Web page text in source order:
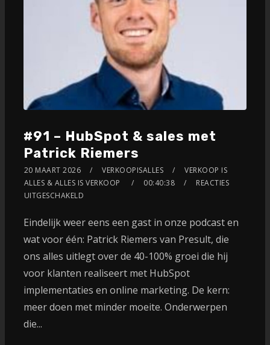
#91 – HubSpot & sales met
Patrick Riemers
20 MAART 2026 VERKOOPISALLES
VERKOOP IS
ALLES & ALLES IS VERKOOP
00:40:38
REACTIES
UITGESCHAKELD
Eindelijk weer eens een gast in onze podcast en
wat voor één: Patrick Riemers van Presult, die
ons alles uitlegt over de 40-100% groei die hij
voor klanten realiseert met HubSpot
implementaties en online marketing. De kern:
meer doen met minder moeite. Onderwerpen
die...